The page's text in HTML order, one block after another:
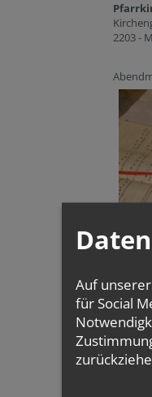
2203 -
Auf
für Social